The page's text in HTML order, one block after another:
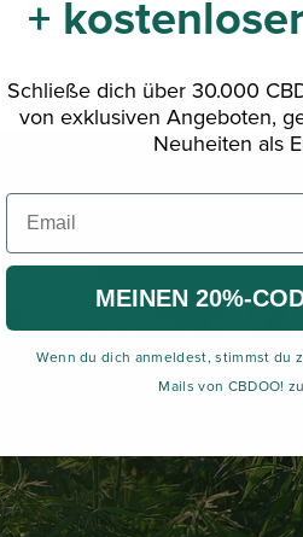
+
Schließe dich über 30.000
von exklusiven Angeboten,
Neuheiten als
MEINEN 20%-
Wenn du dich anmeldest, stimmst du
Mails von CBDOO!